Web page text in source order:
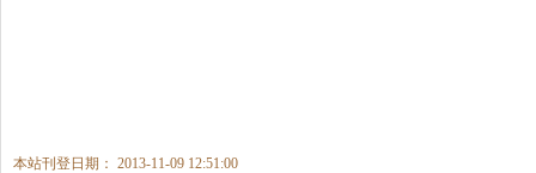
本站刊登日期： 2013-11-09 12:51:00